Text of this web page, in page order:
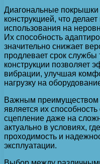
Диагональные покрышки
конструкцией, что
использования на
Их способность
значительно снижает
продлевает срок службы
конструкции позволяет
вибрации, улучшая
нагрузку на
Важным преимуществом
является их
сцепление даже на
актуально в условиях,
проходимость и
эксплуатации.